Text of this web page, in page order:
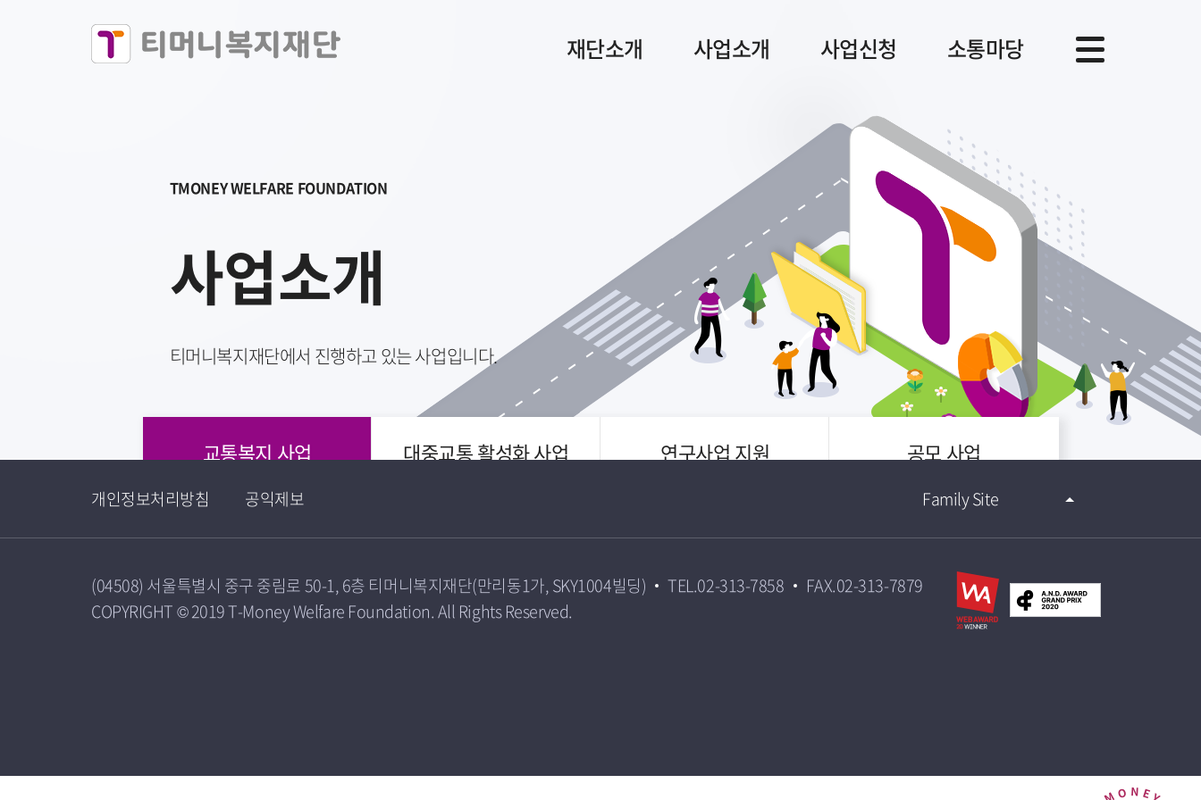
재단소개 사업소개 사업신청 소통마당
TMONEY WELFARE FOUNDATION
사업소개
티머니복지재단에서 진행하고 있는 사업입니다.
교통복지 사업 대중교통 활성화 사업 연구사업 지원 공모 사업
개인정보처리방침 공익제보 Family Site
(04508) 서울특별시 중구 중림로 50-1, 6층 티머니복지재단(만리동1가, SKY1004빌딩) TEL.02-313-7858
FAX.02-313-7879
COPYRIGHT © 2019 T-Money Welfare Foundation. All Rights Reserved.